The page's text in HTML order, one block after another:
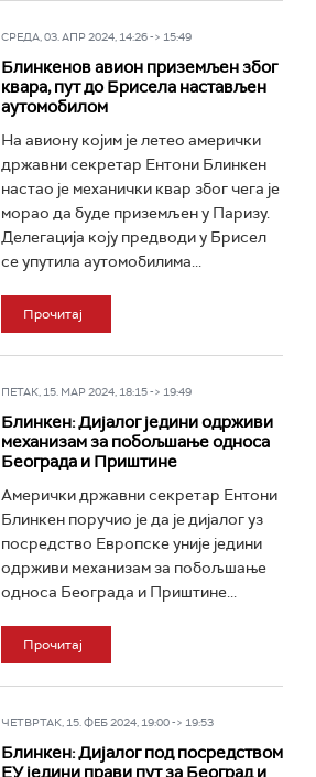
СРЕДА, 03. АПР 2024, 14:26 -> 15:49
Блинкенов авион приземљен због
квара, пут до Брисела настављен
аутомобилом
На авиону којим је летео амерички
државни секретар Ентони Блинкен
настао је механички квар због чега је
морао да буде приземљен у Паризу.
Делегација коју предводи у Брисел
се упутила аутомобилима...
Прочитај
ПЕТАК, 15. МАР 2024, 18:15 -> 19:49
Блинкен: Дијалог једини одрживи
механизам за побољшање односа
Београда и Приштине
Амерички државни секретар Ентони
Блинкен поручио је да је дијалог уз
посредство Европске уније једини
одрживи механизам за побољшање
односа Београда и Приштине...
Прочитај
ЧЕТВРТАК, 15. ФЕБ 2024, 19:00 -> 19:53
Блинкен: Дијалог под посредством
ЕУ једини прави пут за Београд и